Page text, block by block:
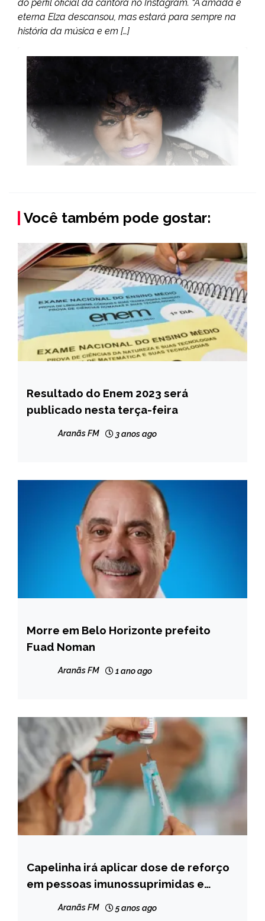
do perfil oficial da cantora no Instagram. “A amada e
eterna Elza descansou, mas estará para sempre na
história da música e em […]
Você também pode gostar:
BRASIL
NOTÍCIAS
Resultado do Enem 2023 será
publicado nesta terça-feira
Aranãs FM 3 anos ago
MINAS
GERAIS
NOTÍCIAS
Morre em Belo Horizonte prefeito
Fuad Noman
Aranãs FM 1 ano ago
CAPELINHA
NOTÍCIAS
Capelinha irá aplicar dose de reforço
em pessoas imunossuprimidas e
Aranãs FM 5 anos ago